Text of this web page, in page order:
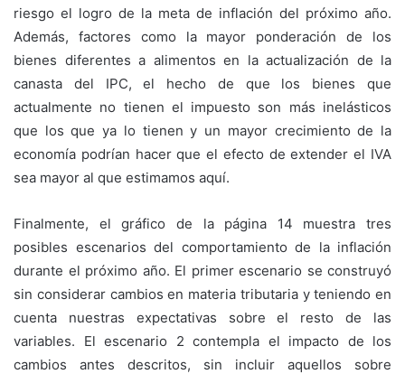
riesgo el logro de la meta de inflación del próximo año.
Además, factores como la mayor ponderación de los
bienes diferentes a alimentos en la actualización de la
canasta del IPC, el hecho de que los bienes que
actualmente no tienen el impuesto son más inelásticos
que los que ya lo tienen y un mayor crecimiento de la
economía podrían hacer que el efecto de extender el IVA
sea mayor al que estimamos aquí.
Finalmente, el gráfico de la página 14 muestra tres
posibles escenarios del comportamiento de la inflación
durante el próximo año. El primer escenario se construyó
sin considerar cambios en materia tributaria y teniendo en
cuenta nuestras expectativas sobre el resto de las
variables. El escenario 2 contempla el impacto de los
cambios antes descritos, sin incluir aquellos sobre